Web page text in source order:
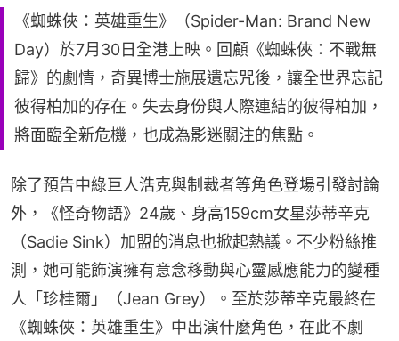
《蜘蛛俠：英雄重生》（Spider-Man: Brand New
Day）於7月30日全港上映。回顧《蜘蛛俠：不戰無
歸》的劇情，奇異博士施展遺忘咒後，讓全世界忘記
彼得柏加的存在。失去身份與人際連結的彼得柏加，
將面臨全新危機，也成為影迷關注的焦點。
除了預告中綠巨人浩克與制裁者等角色登場引發討論
外，《怪奇物語》24歲、身高159cm女星莎蒂辛克
（Sadie Sink）加盟的消息也掀起熱議。不少粉絲推
測，她可能飾演擁有意念移動與心靈感應能力的變種
人「珍桂爾」（Jean Grey）。至於莎蒂辛克最終在
《蜘蛛俠：英雄重生》中出演什麼角色，在此不劇